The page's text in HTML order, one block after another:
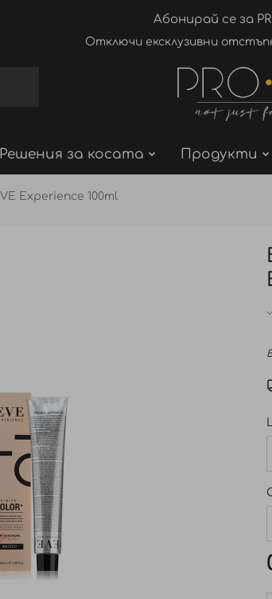
Абонирай се за
Отключи ексклузивни
Решения за косата Продукти
Experience 100ml